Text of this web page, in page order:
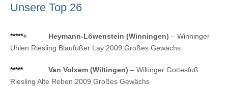
Unsere Top 26
*****+ Heymann-Löwenstein (Winningen) – Winninger
Uhlen Riesling Blaufüßer Lay 2009 Großes Gewächs
***** Van Volxem (Wiltingen) – Wiltinger Gottesfuß
Riesling Alte Reben 2009 Großes Gewächs